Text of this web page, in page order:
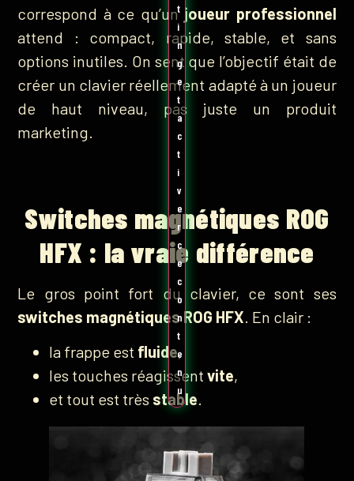
t
i
n
g
e
t
a
c
t
i
v
e
r
c
e
c
o
n
t
e
n
u
correspond à ce qu’un joueur professionnel
attend : compact, rapide, stable, et sans
options inutiles. On sent que l’objectif était de
créer un clavier réellement adapté à un joueur
de haut niveau, pas juste un produit
marketing.
Switches magnétiques ROG
HFX : la vraie différence
Le gros point fort du clavier, ce sont ses
switches magnétiques ROG HFX. En clair :
la frappe est fluide,
les touches réagissentvite,
et tout est très stable.